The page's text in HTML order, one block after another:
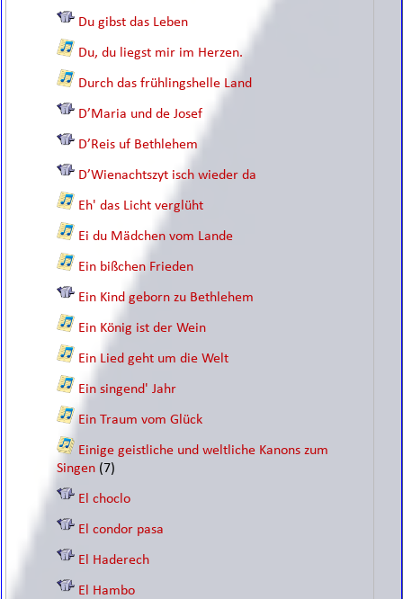
Du gibst das Leben
Du, du liegst mir im Herzen.
Durch das frühlingshelle Land
D’Maria und de Josef
D’Reis uf Bethlehem
D’Wienachtszyt isch wieder da
Eh' das Licht verglüht
Ei du Mädchen vom Lande
Ein bißchen Frieden
Ein Kind geborn zu Bethlehem
Ein König ist der Wein
Ein Lied geht um die Welt
Ein singend' Jahr
Ein Traum vom Glück
Einige geistliche und weltliche Kanons zum
Singen (7)
El choclo
El condor pasa
El Haderech
El Hambo